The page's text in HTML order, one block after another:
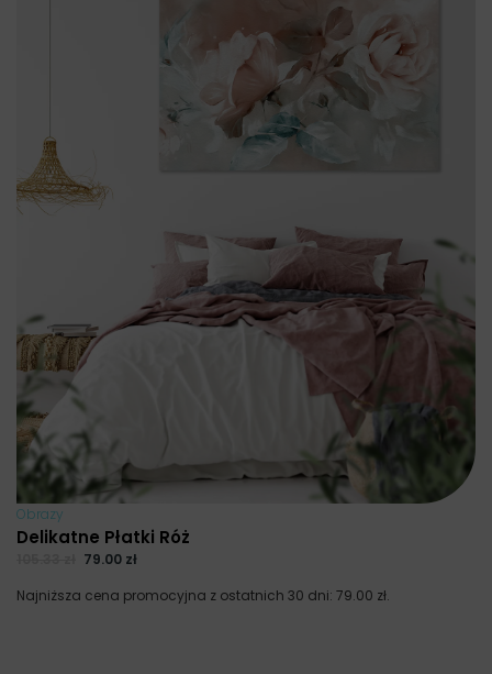
Obrazy
Delikatne Płatki Róż
79.00 zł
Najniższa cena promocyjna z ostatnich 30 dni: 79.00 zł.